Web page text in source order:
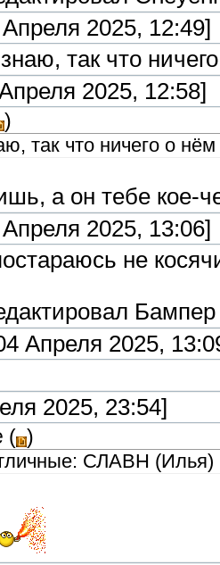
Апреля 2025, 12:49]
так что
2025, 12:58]
)
так что ничего о нём
а он тебе кое-
Апреля 2025, 13:06]
не
Бампер
Апреля 2025,
2025, 23:54]
( )
СЛАВН (Илья)